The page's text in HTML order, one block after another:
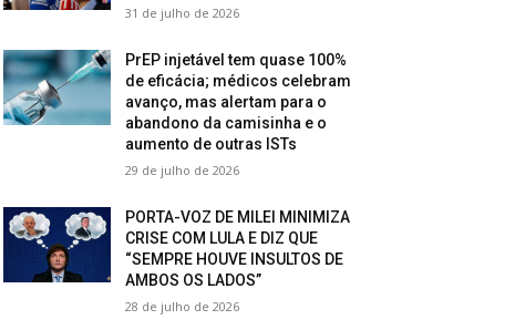
31 de julho de 2026
PrEP injetável tem quase 100%
de eficácia; médicos celebram
avanço, mas alertam para o
abandono da camisinha e o
aumento de outras ISTs
29 de julho de 2026
PORTA-VOZ DE MILEI MINIMIZA
CRISE COM LULA E DIZ QUE
“SEMPRE HOUVE INSULTOS DE
AMBOS OS LADOS”
28 de julho de 2026